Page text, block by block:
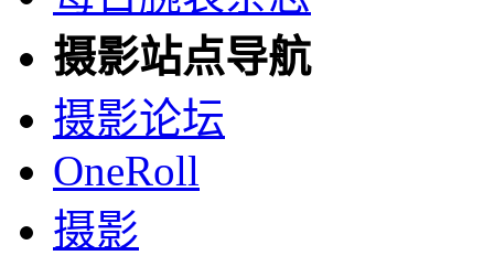
摄影站点导航
摄影论坛
OneRoll
摄影